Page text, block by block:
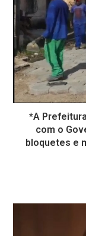
*A
com o
bloquetes e